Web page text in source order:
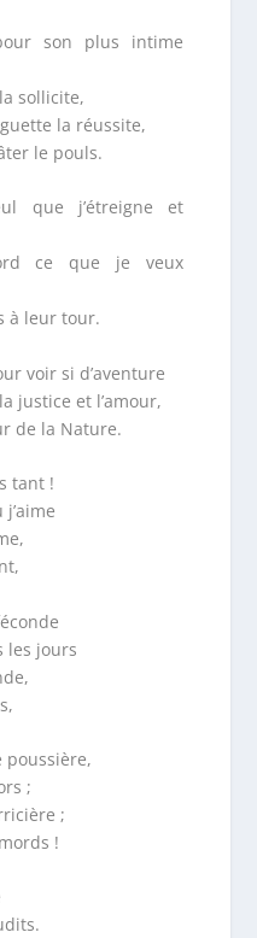
son plus intime
sollicite,
la réussite,
le pouls.
que j’étreigne et
ce que je veux
à leur tour.
voir si d’aventure
justice et l’amour,
de la Nature.
tant !
les jours
;
;
!